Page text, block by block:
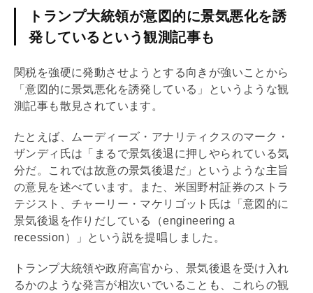
トランプ大統領が意図的に景気悪化を誘
発しているという観測記事も
関税を強硬に発動させようとする向きが強いことから
「意図的に景気悪化を誘発している」というような観
測記事も散見されています。
たとえば、ムーディーズ・アナリティクスのマーク・
ザンディ氏は「まるで景気後退に押しやられている気
分だ。これでは故意の景気後退だ」というような主旨
の意見を述べています。また、米国野村証券のストラ
テジスト、チャーリー・マケリゴット氏は「意図的に
景気後退を作りだしている（engineering a
recession）」という説を提唱しました。
トランプ大統領や政府高官から、景気後退を受け入れ
るかのような発言が相次いでいることも、これらの観